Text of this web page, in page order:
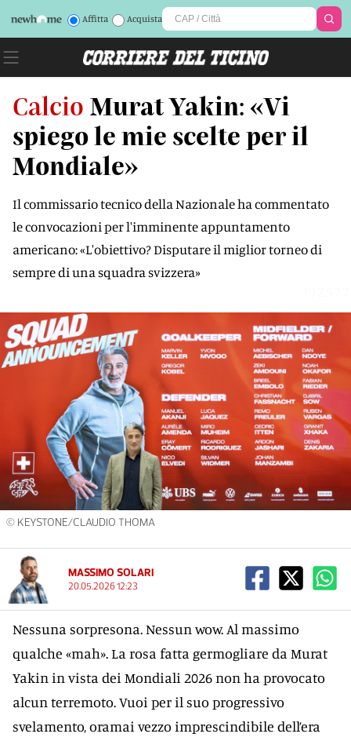
Affitta Acquista
Calcio Murat Yakin: «Vi
spiego le mie scelte per il
Mondiale»
Il commissario tecnico della Nazionale ha commentato
le convocazioni per l'imminente appuntamento
americano: «L'obiettivo? Disputare il miglior torneo di
sempre di una squadra svizzera»
© KEYSTONE/CLAUDIO THOMA
MASSIMO SOLARI
20.05.2026 12:23
Nessuna sorpresona. Nessun wow. Al massimo
qualche «mah». La rosa fatta germogliare da Murat
Yakin in vista dei Mondiali 2026 non ha provocato
alcun terremoto. Vuoi per il suo progressivo
svelamento, oramai vezzo imprescindibile dell’era